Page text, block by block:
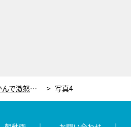
笑福亭鶴瓶、超人気俳優の体をつかんで激怒！コスプレ美女からのご褒美にも「あかんで！」 写真4